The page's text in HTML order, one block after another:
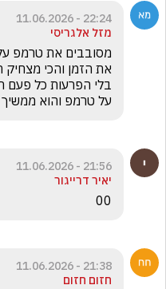
22:24 - 11.06.2026
מזל אלגריסי
על טרמפ והוא ממשיך
21:56 - 11.06.2026
יאיר דרייגור
00
21:38 - 11.06.2026
חזום חזום